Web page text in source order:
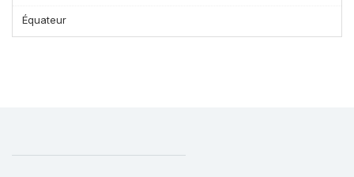
Équateur